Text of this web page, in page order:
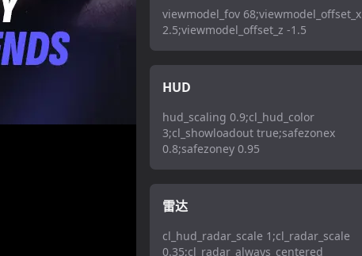
viewmodel_fov 68;viewmodel_offset_x
2.5;viewmodel_offset_z -1.5
HUD
hud_scaling 0.9;cl_hud_color
3;cl_showloadout true;safezonex
0.8;safezoney 0.95
雷达
cl_hud_radar_scale 1;cl_radar_scale
0.35;cl_radar_always_centered